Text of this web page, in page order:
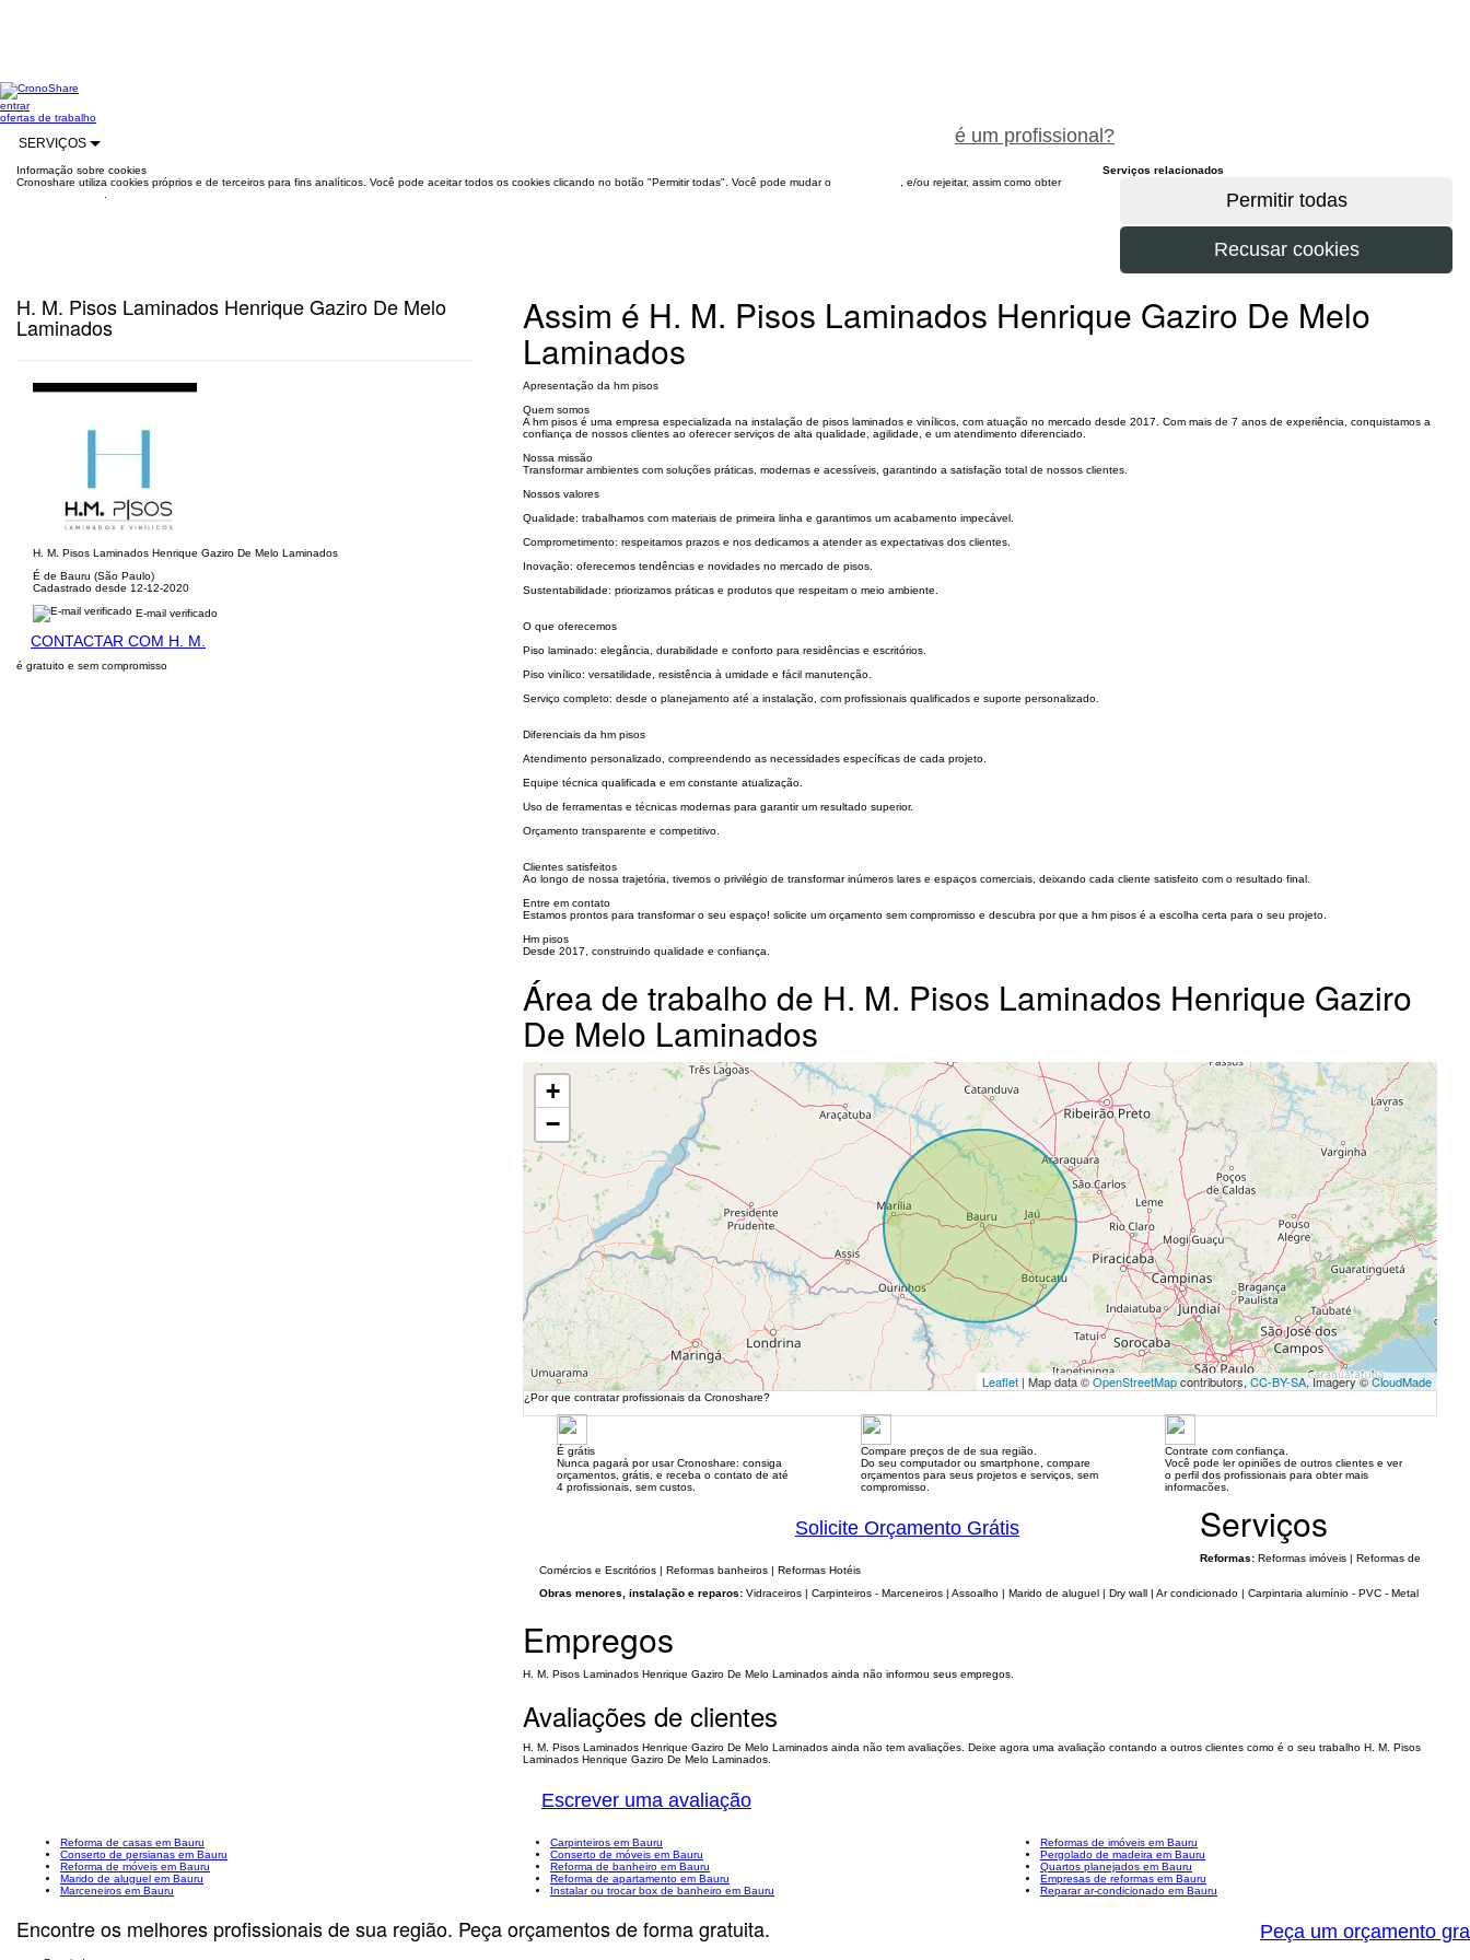
entrar
é um profissional?
ofertas de trabalho
SERVIÇOS
Informação sobre cookies
Cronoshare utiliza cookies próprios e de terceiros para fins analíticos. Você pode aceitar todos os cookies clicando no botão "Permitir todas". Você pode mudar o
, e/ou rejeitar, assim como obter
H. M. Pisos Laminados Henrique Gaziro De Melo
Laminados
H. M. Pisos Laminados Henrique Gaziro De Melo Laminados
É de Bauru (São Paulo)
Cadastrado desde 12-12-2020
E-mail verificado
CONTACTAR COM H. M.
é gratuito e sem compromisso
Assim é H. M. Pisos Laminados Henrique Gaziro De Melo
Laminados
Apresentação da hm pisos
Quem somos
A hm pisos é uma empresa especializada na instalação de pisos laminados e vinílicos, com atuação no mercado desde 2017. Com mais de 7 anos de experiência, conquistamos a
confiança de nossos clientes ao oferecer serviços de alta qualidade, agilidade, e um atendimento diferenciado.
Nossa missão
Transformar ambientes com soluções práticas, modernas e acessíveis, garantindo a satisfação total de nossos clientes.
Nossos valores
Qualidade: trabalhamos com materiais de primeira linha e garantimos um acabamento impecável.
Comprometimento: respeitamos prazos e nos dedicamos a atender as expectativas dos clientes.
Inovação: oferecemos tendências e novidades no mercado de pisos.
Sustentabilidade: priorizamos práticas e produtos que respeitam o meio ambiente.
O que oferecemos
Piso laminado: elegância, durabilidade e conforto para residências e escritórios.
Piso vinílico: versatilidade, resistência à umidade e fácil manutenção.
Serviço completo: desde o planejamento até a instalação, com profissionais qualificados e suporte personalizado.
Diferenciais da hm pisos
Atendimento personalizado, compreendendo as necessidades específicas de cada projeto.
Equipe técnica qualificada e em constante atualização.
Uso de ferramentas e técnicas modernas para garantir um resultado superior.
Orçamento transparente e competitivo.
Clientes satisfeitos
Ao longo de nossa trajetória, tivemos o privilégio de transformar inúmeros lares e espaços comerciais, deixando cada cliente satisfeito com o resultado final.
Entre em contato
Estamos prontos para transformar o seu espaço! solicite um orçamento sem compromisso e descubra por que a hm pisos é a escolha certa para o seu projeto.
Hm pisos
Desde 2017, construindo qualidade e confiança.
Área de trabalho de H. M. Pisos Laminados Henrique Gaziro
De Melo Laminados
+
−
Leaflet | Map data ©OpenStreetMapcontributors,CC-BY-SA, Imagery ©CloudMade
¿Por que contratar profissionais da Cronoshare?
É grátis
Nunca pagará por usar Cronoshare: consiga
orçamentos, grátis, e receba o contato de até
4 profissionais, sem custos.
Compare preços de de sua região.
Do seu computador ou smartphone, compare
orçamentos para seus projetos e serviços, sem
compromisso.
Contrate com confiança.
Você pode ler opiniões de outros clientes e ver
o perfil dos profissionais para obter mais
informacões.
Solicite Orçamento Grátis Serviços
Reformas: Reformas imóveis | Reformas de
Comércios e Escritórios | Reformas banheiros | Reformas Hotéis
Obras menores, instalação e reparos: Vidraceiros | Carpinteiros - Marceneiros | Assoalho | Marido de aluguel | Dry wall | Ar condicionado | Carpintaria alumínio - PVC - Metal
Empregos
H. M. Pisos Laminados Henrique Gaziro De Melo Laminados ainda não informou seus empregos.
Avaliações de clientes
H. M. Pisos Laminados Henrique Gaziro De Melo Laminados ainda não tem avaliações. Deixe agora uma avaliação contando a outros clientes como é o seu trabalho H. M. Pisos
Laminados Henrique Gaziro De Melo Laminados.
Escrever uma avaliação
Serviços relacionados
Reforma de casas em Bauru
Conserto de persianas em Bauru
Reforma de móveis em Bauru
Marido de aluguel em Bauru
Marceneiros em Bauru
Carpinteiros em Bauru
Conserto de móveis em Bauru
Reforma de banheiro em Bauru
Reforma de apartamento em Bauru
Instalar ou trocar box de banheiro em Bauru
Reformas de imóveis em Bauru
Pergolado de madeira em Bauru
Quartos planejados em Bauru
Empresas de reformas em Bauru
Reparar ar-condicionado em Bauru
Encontre os melhores profissionais de sua região. Peça orçamentos de forma gratuita. Peça um orçamento